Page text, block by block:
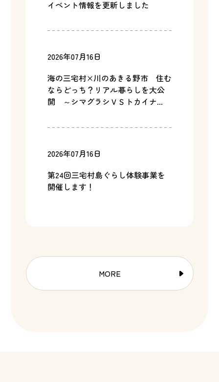
イベント情報を更新しました
2026年07月16日
海の三宅村×川のあきる野市 住む
ならどっち？リアル暮らしを大公
開 ～シマグラシＶＳトカイナ...
2026年07月16日
第24回三宅村島ぐらし体験事業を
開催します！
MORE